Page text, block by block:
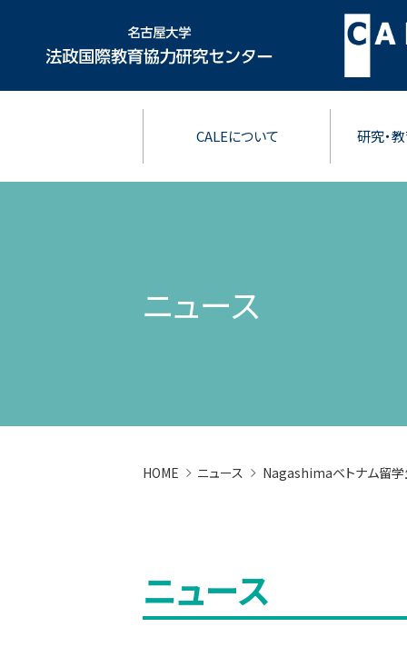
CALEについて 研究・
ニュース
HOME ニュース Nagashimaベトナム留
ニュース